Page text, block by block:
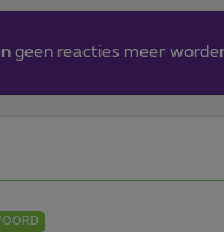
geen reacties meer